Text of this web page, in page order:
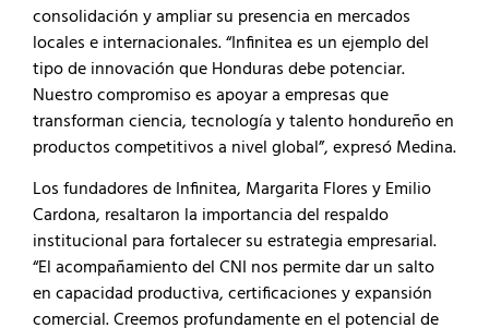
consolidación y ampliar su presencia en mercados
locales e internacionales. “Infinitea es un ejemplo del
tipo de innovación que Honduras debe potenciar.
Nuestro compromiso es apoyar a empresas que
transforman ciencia, tecnología y talento hondureño en
productos competitivos a nivel global”, expresó Medina.
Los fundadores de Infinitea, Margarita Flores y Emilio
Cardona, resaltaron la importancia del respaldo
institucional para fortalecer su estrategia empresarial.
“El acompañamiento del CNI nos permite dar un salto
en capacidad productiva, certificaciones y expansión
comercial. Creemos profundamente en el potencial de